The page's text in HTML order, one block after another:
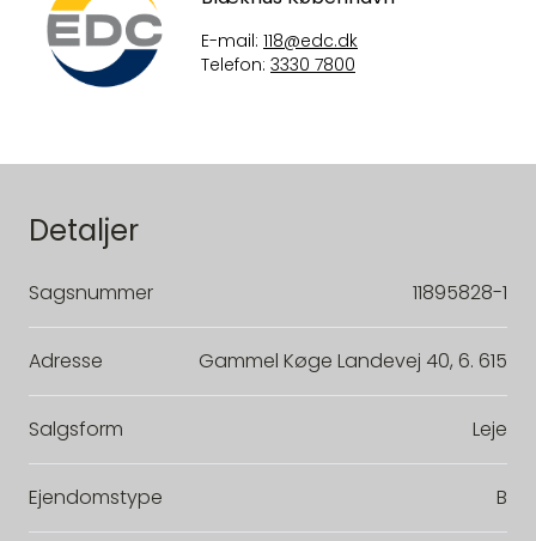
E-mail: 118@edc.dk
Telefon: 3330 7800
Detaljer
Sagsnummer 11895828-1
Adresse Gammel Køge Landevej 40, 6. 615
Salgsform Leje
Ejendomstype B